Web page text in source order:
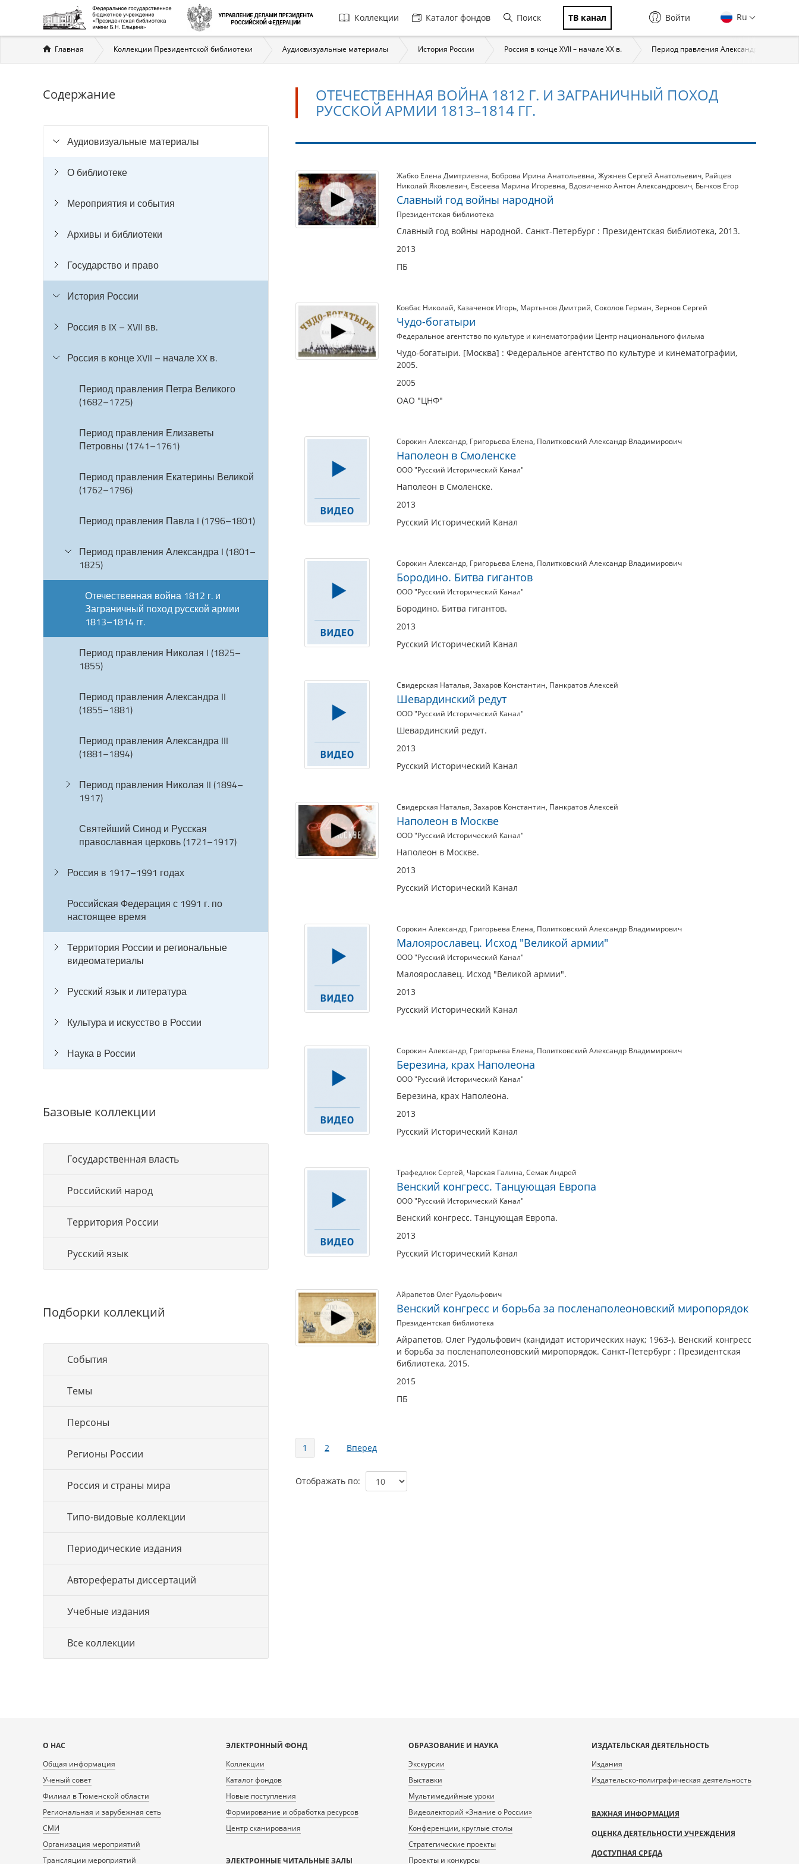
Главная
навигация
Коллекции Каталог фондов Поиск ТВ канал Ru
Войти
Вы
здесь
Главная Коллекции Президентской библиотеки Аудиовизуальные материалы История России Россия в конце XVII – начале XX в. Период правления Александра I
Содержание
Аудиовизуальные материалы
О библиотеке
Мероприятия и события
Архивы и библиотеки
Государство и право
История России
Россия в IX – XVII вв.
Россия в конце XVII – начале XX в.
Период правления Петра Великого
(1682–1725)
Период правления Елизаветы
Петровны (1741–1761)
Период правления Екатерины Великой
(1762–1796)
Период правления Павла I (1796–1801)
Период правления Александра I (1801–
1825)
Отечественная война 1812 г. и
Заграничный поход русской армии
1813–1814 гг.
Период правления Николая I (1825–
1855)
Период правления Александра II
(1855–1881)
Период правления Александра III
(1881–1894)
Период правления Николая II (1894–
1917)
Святейший Синод и Русская
православная церковь (1721–1917)
Россия в 1917–1991 годах
Российская Федерация с 1991 г. по
настоящее время
Территория России и региональные
видеоматериалы
Русский язык и литература
Культура и искусство в России
Наука в России
Базовые коллекции
Государственная власть
Российский народ
Территория России
Русский язык
Подборки коллекций
События
Темы
Персоны
Регионы России
Россия и страны мира
Типо-видовые коллекции
Периодические издания
Авторефераты диссертаций
Учебные издания
Все коллекции
ОТЕЧЕСТВЕННАЯ ВОЙНА 1812 Г. И ЗАГРАНИЧНЫЙ ПОХОД
РУССКОЙ АРМИИ 1813–1814 ГГ.
Отечественная
война
1812
г.
армии
1813–
1814
гг.
Жабко Елена Дмитриевна, Боброва Ирина Анатольевна, Жужнев Сергей Анатольевич, Райцев
Николай Яковлевич, Евсеева Марина Игоревна, Вдовиченко Антон Александрович, Бычков Егор
Славный год войны народной
Президентская библиотека
Славный год войны народной. Санкт-Петербург : Президентская библиотека, 2013.
2013
ПБ
Ковбас Николай, Казаченок Игорь, Мартынов Дмитрий, Соколов Герман, Зернов Сергей
Чудо-богатыри
Федеральное агентство по культуре и кинематографии Центр национального фильма
Чудо-богатыри. [Москва] : Федеральное агентство по культуре и кинематографии,
2005.
2005
ОАО "ЦНФ"
Сорокин Александр, Григорьева Елена, Политковский Александр Владимирович
Наполеон в Смоленске
ООО "Русский Исторический Канал"
Наполеон в Смоленске.
2013
Русский Исторический Канал
Сорокин Александр, Григорьева Елена, Политковский Александр Владимирович
Бородино. Битва гигантов
ООО "Русский Исторический Канал"
Бородино. Битва гигантов.
2013
Русский Исторический Канал
Свидерская Наталья, Захаров Константин, Панкратов Алексей
Шевардинский редут
ООО "Русский Исторический Канал"
Шевардинский редут.
2013
Русский Исторический Канал
Свидерская Наталья, Захаров Константин, Панкратов Алексей
Наполеон в Москве
ООО "Русский Исторический Канал"
Наполеон в Москве.
2013
Русский Исторический Канал
Сорокин Александр, Григорьева Елена, Политковский Александр Владимирович
Малоярославец. Исход "Великой армии"
ООО "Русский Исторический Канал"
Малоярославец. Исход "Великой армии".
2013
Русский Исторический Канал
Сорокин Александр, Григорьева Елена, Политковский Александр Владимирович
Березина, крах Наполеона
ООО "Русский Исторический Канал"
Березина, крах Наполеона.
2013
Русский Исторический Канал
Трафедлюк Сергей, Чарская Галина, Семак Андрей
Венский конгресс. Танцующая Европа
ООО "Русский Исторический Канал"
Венский конгресс. Танцующая Европа.
2013
Русский Исторический Канал
Айрапетов Олег Рудольфович
Венский конгресс и борьба за посленаполеоновский миропорядок
Президентская библиотека
Айрапетов, Олег Рудольфович (кандидат исторических наук; 1963-). Венский конгресс
и борьба за посленаполеоновский миропорядок. Санкт-Петербург : Президентская
библиотека, 2015.
2015
ПБ
Страницы
1 2 Вперед
Отображать по
Карта
сайта
О НАС
Общая информация
Ученый совет
Филиал в Тюменской области
Региональная и зарубежная сеть
СМИ
Организация мероприятий
Трансляции мероприятий
ЭЛЕКТРОННЫЙ ФОНД
Коллекции
Каталог фондов
Новые поступления
Формирование и обработка ресурсов
Центр сканирования
ЭЛЕКТРОННЫЕ ЧИТАЛЬНЫЕ ЗАЛЫ
ОБРАЗОВАНИЕ И НАУКА
Экскурсии
Выставки
Мультимедийные уроки
Видеолекторий «Знание о России»
Конференции, круглые столы
Стратегические проекты
Проекты и конкурсы
ИЗДАТЕЛЬСКАЯ ДЕЯТЕЛЬНОСТЬ
Издания
Издательско-полиграфическая деятельность
ВАЖНАЯ ИНФОРМАЦИЯ
ОЦЕНКА ДЕЯТЕЛЬНОСТИ УЧРЕЖДЕНИЯ
ДОСТУПНАЯ СРЕДА